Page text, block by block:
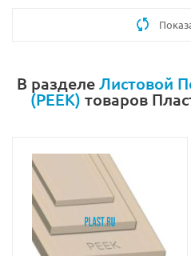
В разделеЛистовой
(PEEK) товаров